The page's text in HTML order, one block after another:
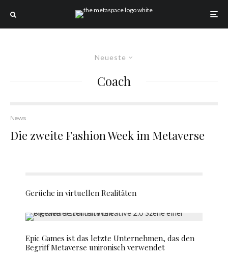
Neueste
Coach
News
Die zweite Fashion Week im Metaverse
Gerüche in virtuellen Realitäten
Epic Games ist das letzte Unternehmen, das den
Begriff Metaverse unironisch verwendet